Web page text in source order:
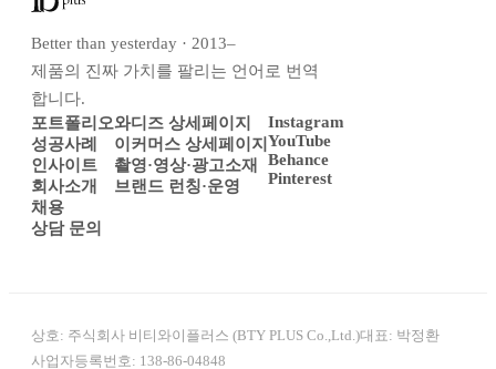
Better than yesterday · 2013–
제품의 진짜 가치를 팔리는 언어로 번역
합니다.
포트폴리오
성공사례
인사이트
회사소개
채용
상담 문의
와디즈 상세페이지
이커머스 상세페이지
촬영·영상·광고소재
브랜드 런칭·운영
Instagram
YouTube
Behance
Pinterest
상호: 주식회사 비티와이플러스 (BTY PLUS Co.,Ltd.)대표: 박정환
사업자등록번호: 138-86-04848